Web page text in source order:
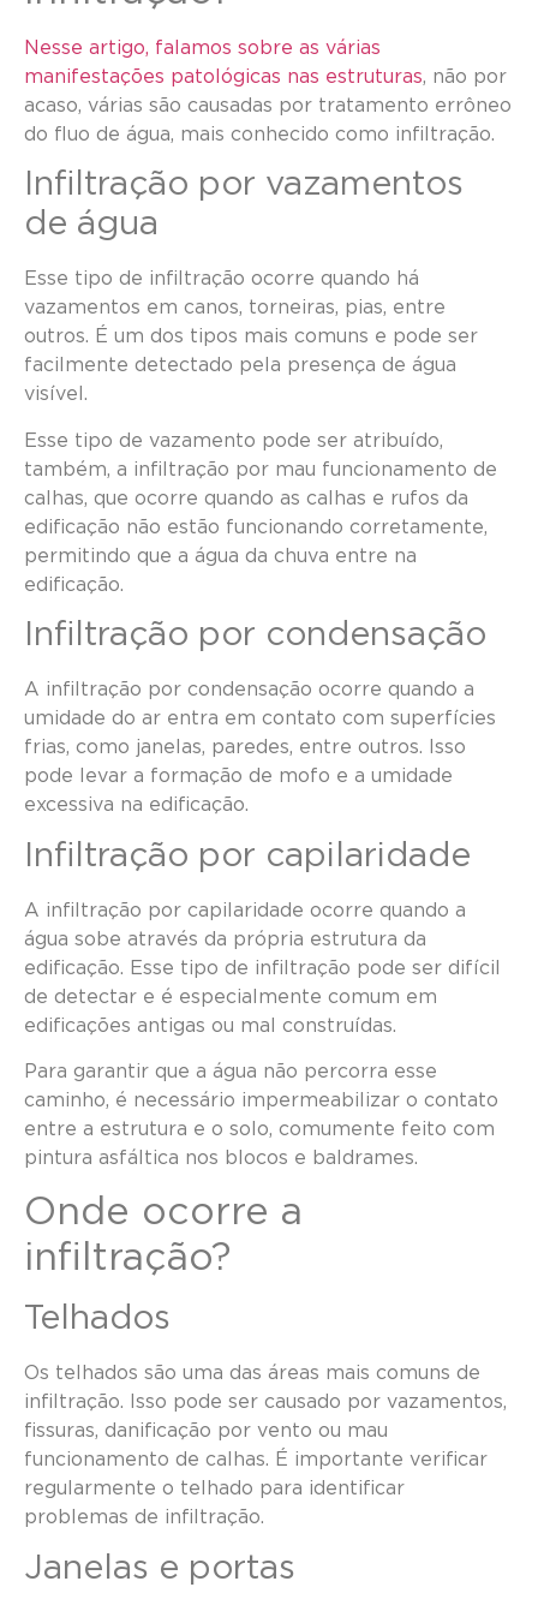
Nesse artigo, falamos sobre as várias
manifestações patológicas nas estruturas, não por
acaso, várias são causadas por tratamento errôneo
do fluo de água, mais conhecido como infiltração.
Infiltração por vazamentos
de água
Esse tipo de infiltração ocorre quando há
vazamentos em canos, torneiras, pias, entre
outros. É um dos tipos mais comuns e pode ser
facilmente detectado pela presença de água
visível.
Esse tipo de vazamento pode ser atribuído,
também, a infiltração por mau funcionamento de
calhas, que ocorre quando as calhas e rufos da
edificação não estão funcionando corretamente,
permitindo que a água da chuva entre na
edificação.
Infiltração por condensação
A infiltração por condensação ocorre quando a
umidade do ar entra em contato com superfícies
frias, como janelas, paredes, entre outros. Isso
pode levar a formação de mofo e a umidade
excessiva na edificação.
Infiltração por capilaridade
A infiltração por capilaridade ocorre quando a
água sobe através da própria estrutura da
edificação. Esse tipo de infiltração pode ser difícil
de detectar e é especialmente comum em
edificações antigas ou mal construídas.
Para garantir que a água não percorra esse
caminho, é necessário impermeabilizar o contato
entre a estrutura e o solo, comumente feito com
pintura asfáltica nos blocos e baldrames.
Onde ocorre a
infiltração?
Telhados
Os telhados são uma das áreas mais comuns de
infiltração. Isso pode ser causado por vazamentos,
fissuras, danificação por vento ou mau
funcionamento de calhas. É importante verificar
regularmente o telhado para identificar
problemas de infiltração.
Janelas e portas